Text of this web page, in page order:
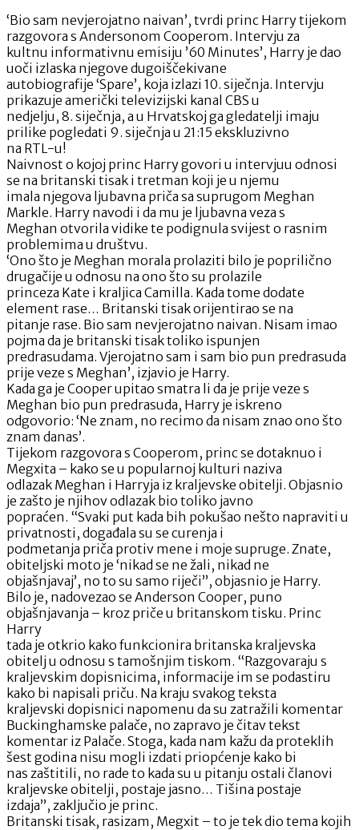
‘Bio sam nevjerojatno naivan’, tvrdi princ Harry tijekom
razgovora s Andersonom Cooperom. Intervju za
kultnu informativnu emisiju ’60 Minutes’, Harry je dao
uoči izlaska njegove dugoiščekivane
autobiografije ‘Spare’, koja izlazi 10. siječnja. Intervju
prikazuje američki televizijski kanal CBS u
nedjelju, 8. siječnja, a u Hrvatskoj ga gledatelji imaju
prilike pogledati 9. siječnja u 21:15 ekskluzivno
na RTL-u!
Naivnost o kojoj princ Harry govori u intervjuu odnosi
se na britanski tisak i tretman koji je u njemu
imala njegova ljubavna priča sa suprugom Meghan
Markle. Harry navodi i da mu je ljubavna veza s
Meghan otvorila vidike te podignula svijest o rasnim
problemima u društvu.
‘Ono što je Meghan morala prolaziti bilo je poprilično
drugačije u odnosu na ono što su prolazile
princeza Kate i kraljica Camilla. Kada tome dodate
element rase… Britanski tisak orijentirao se na
pitanje rase. Bio sam nevjerojatno naivan. Nisam imao
pojma da je britanski tisak toliko ispunjen
predrasudama. Vjerojatno sam i sam bio pun predrasuda
prije veze s Meghan’, izjavio je Harry.
Kada ga je Cooper upitao smatra li da je prije veze s
Meghan bio pun predrasuda, Harry je iskreno
odgovorio: ‘Ne znam, no recimo da nisam znao ono što
znam danas’.
Tijekom razgovora s Cooperom, princ se dotaknuo i
Megxita – kako se u popularnoj kulturi naziva
odlazak Meghan i Harryja iz kraljevske obitelji. Objasnio
je zašto je njihov odlazak bio toliko javno
popraćen. “Svaki put kada bih pokušao nešto napraviti u
privatnosti, događala su se curenja i
podmetanja priča protiv mene i moje supruge. Znate,
obiteljski moto je ‘nikad se ne žali, nikad ne
objašnjavaj’, no to su samo riječi”, objasnio je Harry.
Bilo je, nadovezao se Anderson Cooper, puno
objašnjavanja – kroz priče u britanskom tisku. Princ
Harry
tada je otkrio kako funkcionira britanska kraljevska
obitelj u odnosu s tamošnjim tiskom. “Razgovaraju s
kraljevskim dopisnicima, informacije im se podastiru
kako bi napisali priču. Na kraju svakog teksta
kraljevski dopisnici napomenu da su zatražili komentar
Buckinghamske palače, no zapravo je čitav tekst
komentar iz Palače. Stoga, kada nam kažu da proteklih
šest godina nisu mogli izdati priopćenje kako bi
nas zaštitili, no rade to kada su u pitanju ostali članovi
kraljevske obitelji, postaje jasno… Tišina postaje
izdaja”, zaključio je princ.
Britanski tisak, rasizam, Megxit – to je tek dio tema kojih